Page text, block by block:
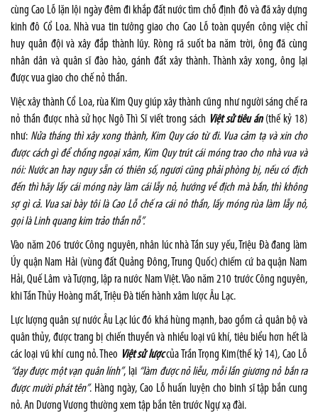
cùng Cao Lỗ lặn lội ngày đêm đi khắp đất nước tìm chỗ định đô và đã xây dựng
kinh đô Cổ Loa. Nhà vua tin tưởng giao cho Cao Lỗ toàn quyền công việc chỉ
huy quân đội và xây đắp thành lũy. Ròng rã suốt ba năm trời, ông đã cùng
nhân dân và quân sĩ đào hào, gánh đất xây thành. Thành xây xong, ông lại
được vua giao cho chế nỏ thần.
Việc xây thành Cổ Loa, rùa Kim Quy giúp xây thành cũng như người sáng chế ra
nỏ thần được nhà sử học Ngô Thì Sĩ viết trong sách Việt sử tiêu án(thế kỷ 18)
như: Nửa tháng thì xây xong thành, Kim Quy cáo từ đi. Vua cảm tạ và xin cho
được cách gì để chống ngoại xâm, Kim Quy trút cái móng trao cho nhà vua và
nói: Nước an hay nguy sẵn có thiên số, ngươi cũng phải phòng bị, nếu có địch
đến thì hãy lấy cái móng này làm cái lẫy nỏ, hướng về địch mà bắn, thì không
sợ gì cả. Vua sai bày tôi là Cao Lỗ chế ra cái nỏ thần, lấy móng rùa làm lẫy nỏ,
gọi là Linh quang kim trảo thần nỗ”.
Vào năm 206 trước Công nguyên, nhân lúc nhà Tần suy yếu, Triệu Đà đang làm
Úy quận Nam Hải (vùng đất Quảng Đông, Trung Quốc) chiếm cứ ba quận Nam
Hải, Quế Lâm và Tượng, lập ra nước Nam Việt. Vào năm 210 trước Công nguyên,
khi Tần Thủy Hoàng mất, Triệu Đà tiến hành xâm lược Âu Lạc.
Lực lượng quân sự nước Âu Lạc lúc đó khá hùng mạnh, bao gồm cả quân bộ và
quân thủy, được trang bị chiến thuyền và nhiều loại vũ khí, tiêu biểu hơn hết là
các loại vũ khí cung nỏ. Theo Việt sử lượccủa Trần Trọng Kim(thế kỷ 14), Cao Lỗ
“dạy được một vạn quân lính”, lại “làm được nỏ liễu, mỗi lần giương nỏ bắn ra
được mười phát tên”. Hàng ngày, Cao Lỗ huấn luyện cho binh sĩ tập bắn cung
nỏ. An Dương Vương thường xem tập bắn tên trước Ngự xạ đài.